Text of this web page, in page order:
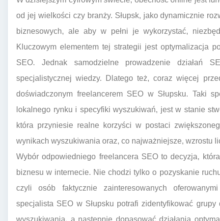
od jej wielkości czy branży. Słupsk, jako dynamicznie
biznesowych, ale aby w pełni je wykorzystać,
Kluczowym elementem tej strategii jest optymalizacja
SEO. Jednak samodzielne prowadzenie działań
specjalistycznej wiedzy. Dlatego też, coraz więcej
doświadczonym freelancerem SEO w Słupsku. Taki
lokalnego rynku i specyfiki wyszukiwań, jest w stanie
która przyniesie realne korzyści w postaci
wynikach wyszukiwania oraz, co najważniejsze, wzrostu
Wybór odpowiedniego freelancera SEO to decyzja,
biznesu w internecie. Nie chodzi tylko o pozyskanie
czyli osób faktycznie zainteresowanych
specjalista SEO w Słupsku potrafi zidentyfikować
wyszukiwania, a następnie dopasować działania